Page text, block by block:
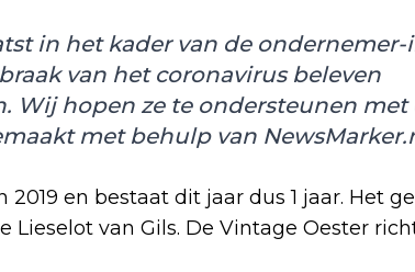
in het kader van de
van het coronavirus beleven
Wij hopen ze te ondersteunen met
met behulp van
en bestaat dit jaar dus 1 jaar. Het
Lieselot van Gils. De Vintage Oester